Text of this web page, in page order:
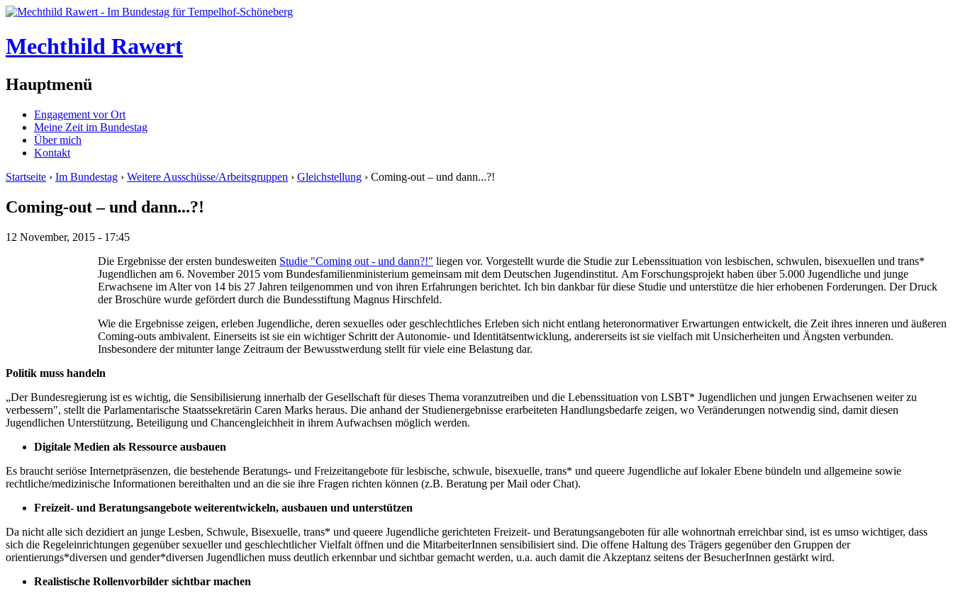
Mechthild Rawert
Hauptmenü
Engagement vor Ort
Meine Zeit im Bundestag
Über mich
Kontakt
Startseite › Im Bundestag › Weitere Ausschüsse/Arbeitsgruppen › Gleichstellung › Coming-out – und dann...?!
Coming-out – und dann...?!
12 November, 2015 - 17:45
Die Ergebnisse der ersten bundesweiten Studie "Coming out - und dann?!" liegen vor. Vorgestellt wurde die Studie zur Lebenssituation von lesbischen, schwulen, bisexuellen und trans*
Jugendlichen am 6. November 2015 vom Bundesfamilienministerium gemeinsam mit dem Deutschen Jugendinstitut. Am Forschungsprojekt haben über 5.000 Jugendliche und junge
Erwachsene im Alter von 14 bis 27 Jahren teilgenommen und von ihren Erfahrungen berichtet. Ich bin dankbar für diese Studie und unterstütze die hier erhobenen Forderungen. Der Druck
der Broschüre wurde gefördert durch die Bundesstiftung Magnus Hirschfeld.
Wie die Ergebnisse zeigen, erleben Jugendliche, deren sexuelles oder geschlechtliches Erleben sich nicht entlang heteronormativer Erwartungen entwickelt, die Zeit ihres inneren und äußeren
Coming-outs ambivalent. Einerseits ist sie ein wichtiger Schritt der Autonomie- und Identitätsentwicklung, andererseits ist sie vielfach mit Unsicherheiten und Ängsten verbunden.
Insbesondere der mitunter lange Zeitraum der Bewusstwerdung stellt für viele eine Belastung dar.
Politik muss handeln
„Der Bundesregierung ist es wichtig, die Sensibilisierung innerhalb der Gesellschaft für dieses Thema voranzutreiben und die Lebenssituation von LSBT* Jugendlichen und jungen Erwachsenen weiter zu
verbessern", stellt die Parlamentarische Staatssekretärin Caren Marks heraus. Die anhand der Studienergebnisse erarbeiteten Handlungsbedarfe zeigen, wo Veränderungen notwendig sind, damit diesen
Jugendlichen Unterstützung, Beteiligung und Chancengleichheit in ihrem Aufwachsen möglich werden.
Digitale Medien als Ressource ausbauen
Es braucht seriöse Internetpräsenzen, die bestehende Beratungs- und Freizeitangebote für lesbische, schwule, bisexuelle, trans* und queere Jugendliche auf lokaler Ebene bündeln und allgemeine sowie
rechtliche/medizinische Informationen bereithalten und an die sie ihre Fragen richten können (z.B. Beratung per Mail oder Chat).
Freizeit- und Beratungsangebote weiterentwickeln, ausbauen und unterstützen
Da nicht alle sich dezidiert an junge Lesben, Schwule, Bisexuelle, trans* und queere Jugendliche gerichteten Freizeit- und Beratungsangeboten für alle wohnortnah erreichbar sind, ist es umso wichtiger, dass
sich die Regeleinrichtungen gegenüber sexueller und geschlechtlicher Vielfalt öffnen und die MitarbeiterInnen sensibilisiert sind. Die offene Haltung des Trägers gegenüber den Gruppen der
orientierungs*diversen und gender*diversen Jugendlichen muss deutlich erkennbar und sichtbar gemacht werden, u.a. auch damit die Akzeptanz seitens der BesucherInnen gestärkt wird.
Realistische Rollenvorbilder sichtbar machen